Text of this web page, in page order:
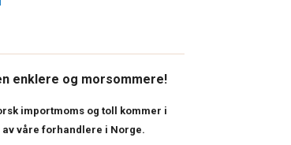
enklere og morsommere!
importmoms og toll kommer i
våre forhandlere i Norge.